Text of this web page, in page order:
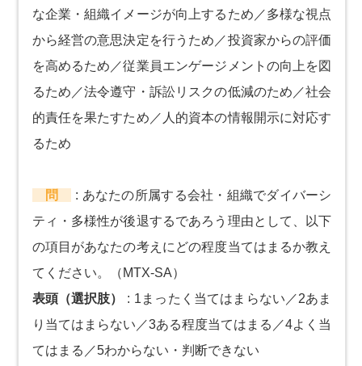
な企業・組織イメージが向上するため／多様な視点
から経営の意思決定を行うため／投資家からの評価
を高めるため／従業員エンゲージメントの向上を図
るため／法令遵守・訴訟リスクの低減のため／社会
的責任を果たすため／人的資本の情報開示に対応す
るため
問 : あなたの所属する会社・組織でダイバーシ
ティ・多様性が後退するであろう理由として、以下
の項目があなたの考えにどの程度当てはまるか教え
てください。（MTX-SA）
表頭（選択肢）
: 1まったく当てはまらない／2あま
り当てはまらない／3ある程度当てはまる／4よく当
てはまる／5わからない・判断できない